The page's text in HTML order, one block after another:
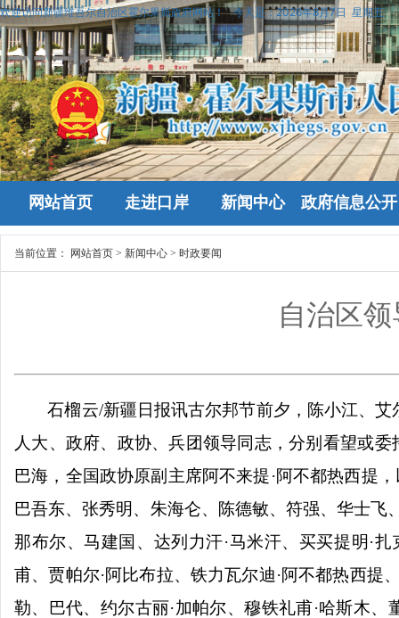
欢迎访问新疆维吾尔自治区霍尔果斯政府网站！ 今天是：2026年8月7日 星期五
网站首页 走进口岸 新闻中心 政府信息公开
当前位置： 网站首页 > 新闻中心 > 时政要闻
自治区
石榴云/新疆日报讯古尔邦节前夕，陈小江、艾
人大、政府、政协、兵团领导同志，分别看望或
巴海，全国政协原副主席阿不来提·阿不都热西提
巴吾东、张秀明、朱海仑、陈德敏、符强、华士飞
那布尔、马建国、达列力汗·马米汗、买买提明·
甫、贾帕尔·阿比布拉、铁力瓦尔迪·阿不都热西提
勒、巴代、约尔古丽·加帕尔、穆铁礼甫·哈斯木